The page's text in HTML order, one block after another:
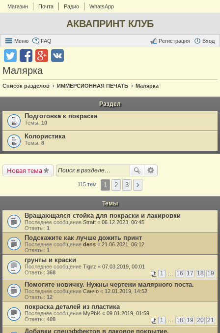
Магазин Почта Радио WhatsApp
АКВАПРИНТ КЛУБ
Меню FAQ Вход
Регистрация
Малярка
Список разделов ИММЕРСИОННАЯ ПЕЧАТЬ Малярка
Раздел
Подготовка к покраске
Темы: 10
Колористика
Темы: 8
Новая тема
115 тем 1 2 3
Темы
Вращающаяся стойка для покраски и лакировки
Последнее сообщение Straft « 06.12.2023, 06:45
Ответы: 1
Подскажите как лучше дожить принт
Последнее сообщение dens « 21.06.2021, 06:12
Ответы: 1
грунты и краски
Последнее сообщение Tigirz « 07.03.2019, 00:01
Ответы: 368 1 … 16 17 18 19
Помогите новичку. Нужны чертежи малярного поста.
Последнее сообщение Санчо « 12.01.2019, 14:52
Ответы: 12
покраска деталей из пластика
Последнее сообщение MyPbl4 « 09.01.2019, 01:59
Ответы: 408 1 … 18 19 20 21
Добавки спецэффектов в лаковое покрытие.